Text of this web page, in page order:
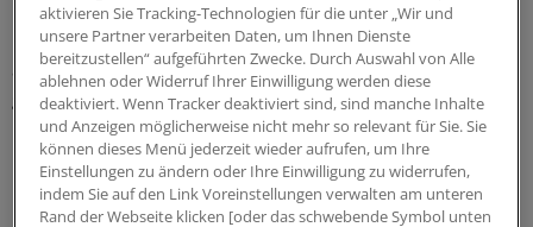
Hausärzteverbands, Ulrich Weigeldt, den Zeitungen der
Funke-Mediengruppe. „Das führt zu Diskussionen, die
aber in den Beratungsgesprächen in unseren Praxen
geklärt werden.“
Keine Auffrischung für gesunde Personen
unter 80
aktivieren Sie Tracking-Technologien für die unter „Wir und
unsere Partner verarbeiten Daten, um Ihnen Dienste
bereitzustellen“ aufgeführten Zwecke. Durch Auswahl von Alle
ablehnen oder Widerruf Ihrer Einwilligung werden diese
deaktiviert. Wenn Tracker deaktiviert sind, sind manche Inhalte
und Anzeigen möglicherweise nicht mehr so relevant für Sie. Sie
können dieses Menü jederzeit wieder aufrufen, um Ihre
Einstellungen zu ändern oder Ihre Einwilligung zu widerrufen,
indem Sie auf den Link Voreinstellungen verwalten am unteren
Rand der Webseite klicken [oder das schwebende Symbol unten